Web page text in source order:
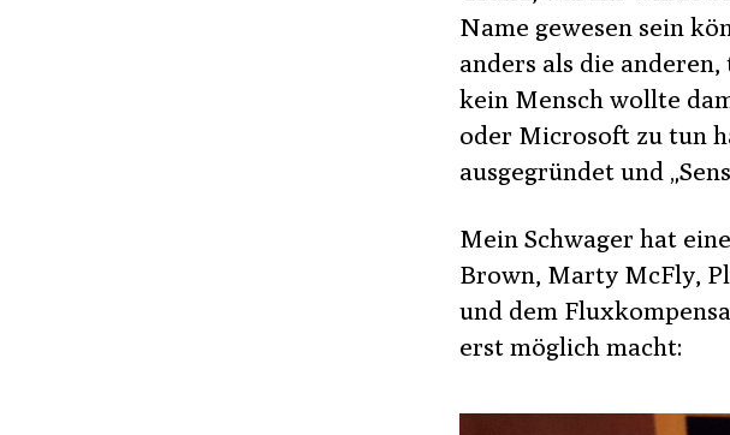
Name gewesen sein
anders als die
kein Mensch wollte
oder Microsoft zu tun
ausgegründet und
Mein Schwager hat
Brown, Marty McFly,
und dem
erst möglich macht: